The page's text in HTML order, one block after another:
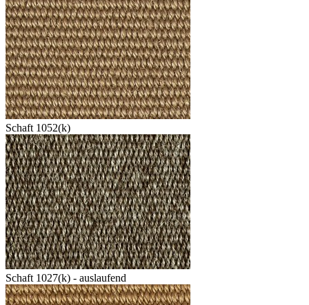
Schaft 1052(k)
Schaft 1027(k) - auslaufend